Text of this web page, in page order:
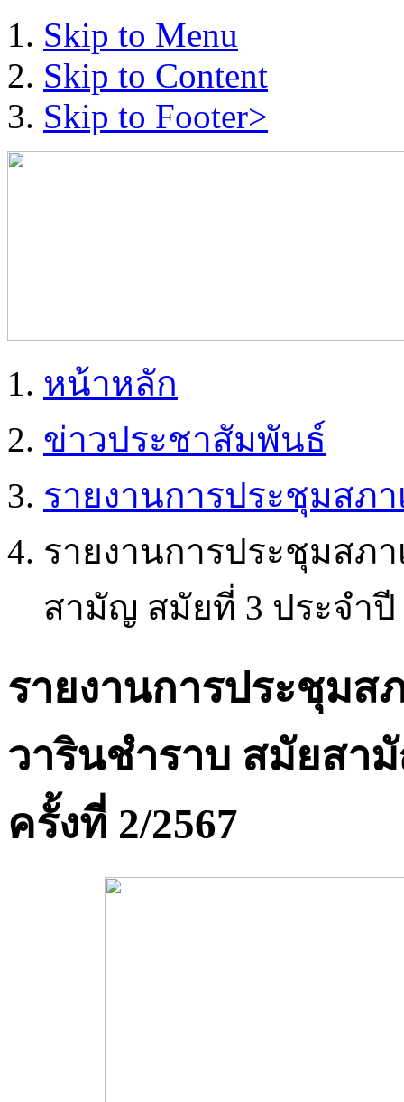
Skip to Menu
Skip to Content
Skip to Footer>
หน้าหลัก
ข่าวประชาสัมพันธ์
รายงานการประชุมสภ
รายงานการประชุมสภ
สามัญ สมัยที่ 3 ประจำปี
รายงานการประชุมส
วารินชำราบ สมัยสา
ครั้งที่ 2/2567